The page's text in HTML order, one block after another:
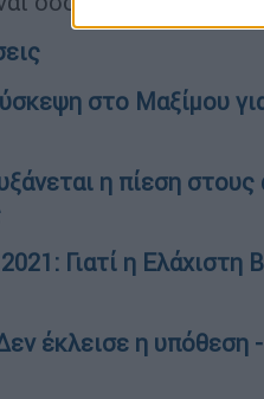
στο Μαξίμου
η πίεση
Γιατί η
έκλεισε η υπόθεση